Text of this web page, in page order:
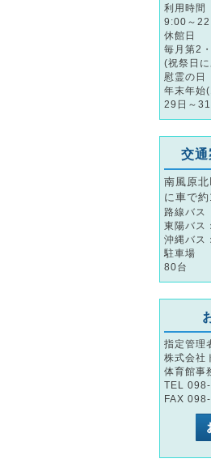
利用時間
9:00～
休館日
毎月第2
(祝祭日
慰霊の日
年末年始
29日～
交
南風原
に車で
路線バス
東陽バス
沖縄バス
駐車場
80台
指定管理
株式会社
体育館事
TEL
FAX